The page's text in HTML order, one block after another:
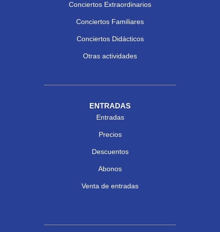
Conciertos Extraordinarios
Conciertos Familiares
Conciertos Didácticos
Otras actividades
ENTRADAS
Entradas
Precios
Descuentos
Abonos
Venta de entradas